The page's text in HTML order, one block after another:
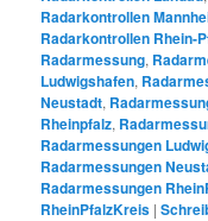
Radarkontrollen
Radarkontrollen Rhein-
Radarmessung,
Ludwigshafen,
Neustadt,
Rheinpfalz,
Radarmessungen
Radarmessungen
Radarmessungen
RheinPfalzKreis |